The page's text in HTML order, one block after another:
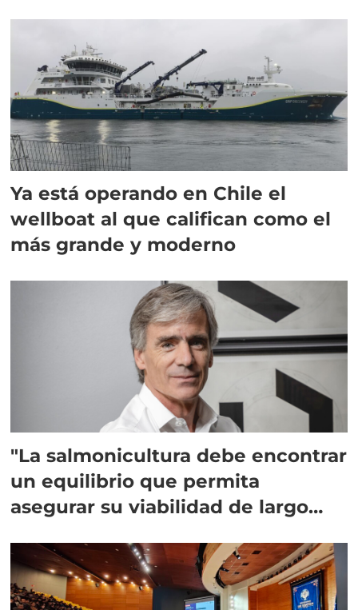
Ya está operando en Chile el
wellboat al que califican como el
más grande y moderno
"La salmonicultura debe encontrar
un equilibrio que permita
asegurar su viabilidad de largo